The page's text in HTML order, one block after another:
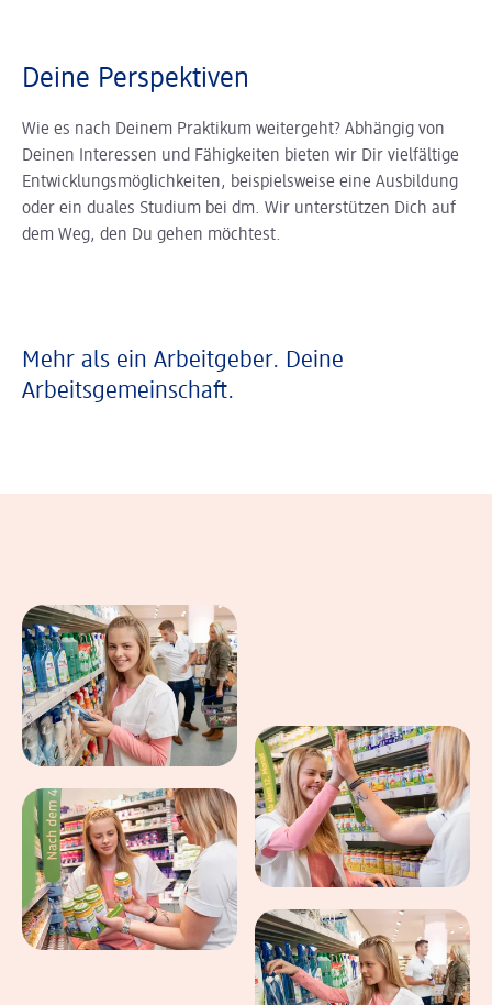
Deine Perspektiven
Wie es nach Deinem Praktikum weitergeht? Abhängig von
Deinen Interessen und Fähigkeiten bieten wir Dir vielfältige
Entwicklungsmöglichkeiten, beispielsweise eine Ausbildung
oder ein duales Studium bei dm. Wir unterstützen Dich auf
dem Weg, den Du gehen möchtest.
Mehr als ein Arbeitgeber. Deine
Arbeitsgemeinschaft.
Eindrücke aus dem Arbeitsalltag